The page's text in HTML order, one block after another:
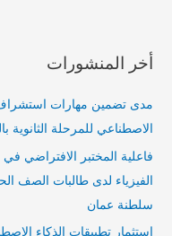
أخر المنشورات
مدى تضمين مهارات
الاصطناعي للمرحلة الثانوية
فاعلية المختبر الافتراضي
الفيزياء لدى طالبات الصف
سلطنة عمان
استثمار تطبيقات الذكاء